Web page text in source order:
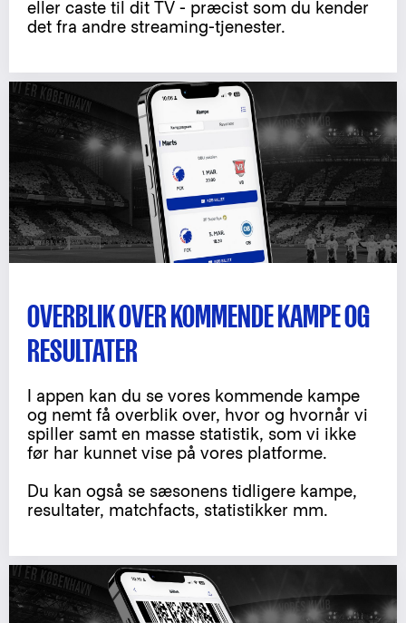
eller caste til dit TV - præcist som du kender
det fra andre streaming-tjenester.
OVERBLIK OVER KOMMENDE KAMPE OG
RESULTATER
I appen kan du se vores kommende kampe
og nemt få overblik over, hvor og hvornår vi
spiller samt en masse statistik, som vi ikke
før har kunnet vise på vores platforme.
Du kan også se sæsonens tidligere kampe,
resultater, matchfacts, statistikker mm.